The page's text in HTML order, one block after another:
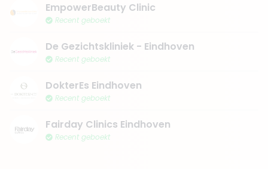
EmpowerBeauty Clinic
Recent geboekt
De Gezichtskliniek - Eindhoven
Recent geboekt
DokterEs Eindhoven
Recent geboekt
Fairday Clinics Eindhoven
Recent geboekt